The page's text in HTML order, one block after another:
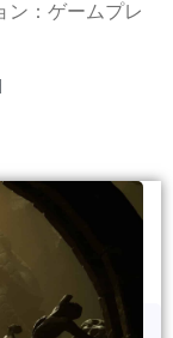
：ゲームプレ